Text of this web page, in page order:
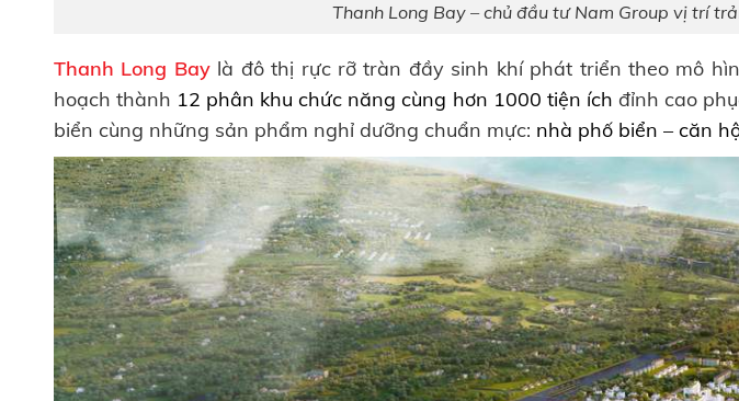
Thanh Long Bay – chủ đầu tư Nam Group vị trí
Thanh Long Baylà đô thị rực rỡ tràn đầy sinh khí phát triển theo mô
hoạch thành 12 phân khu chức năng cùng hơn 1000 tiện ích đỉnh cao
biển cùng những sản phẩm nghỉ dưỡng chuẩn mực: nhà phố biển – căn